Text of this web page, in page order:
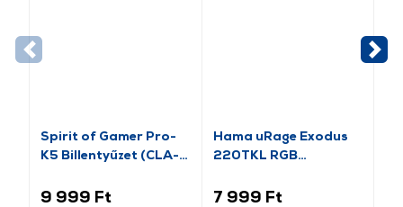
Spirit of Gamer Pro-
K5 Billentyűzet (CLA-
9 999 Ft
Hama uRage Exodus
220TKL RGB
(217819)
7 999 Ft